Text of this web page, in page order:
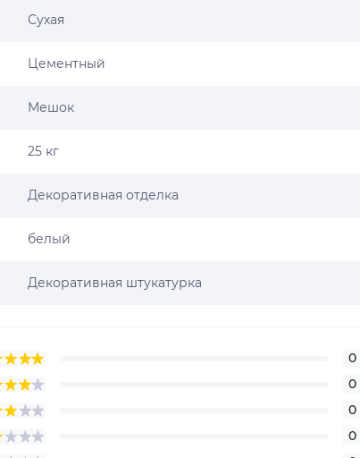
Сухая
Цементный
Мешок
25 кг
Декоративная отделка
белый
Декоративная штукатурка
0
0
0
0